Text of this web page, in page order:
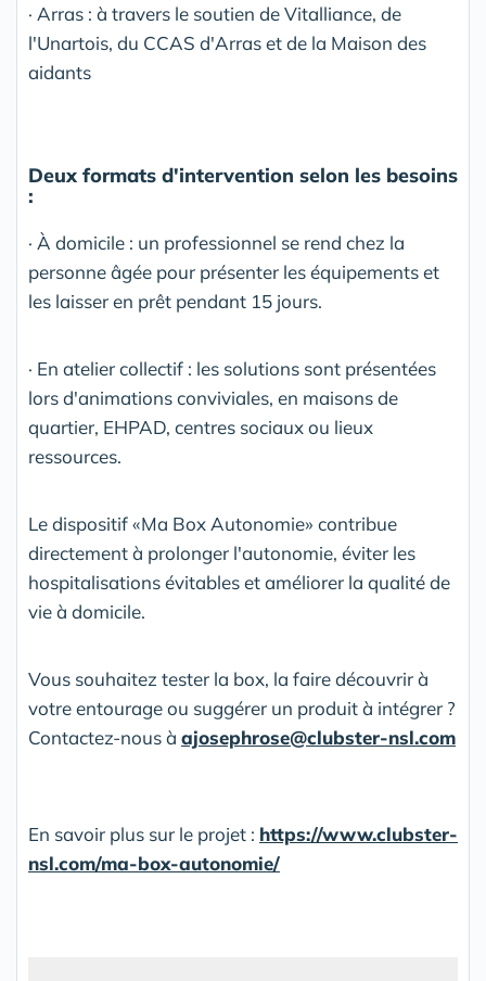
· Arras : à travers le soutien de Vitalliance, de
l'Unartois, du CCAS d'Arras et de la Maison des
aidants
Deux formats d'intervention selon les besoins
:
· À domicile : un professionnel se rend chez la
personne âgée pour présenter les équipements et
les laisser en prêt pendant 15 jours.
· En atelier collectif : les solutions sont présentées
lors d'animations conviviales, en maisons de
quartier, EHPAD, centres sociaux ou lieux
ressources.
Le dispositif «Ma Box Autonomie» contribue
directement à prolonger l'autonomie, éviter les
hospitalisations évitables et améliorer la qualité de
vie à domicile.
Vous souhaitez tester la box, la faire découvrir à
votre entourage ou suggérer un produit à intégrer ?
Contactez-nous à ajosephrose@clubster-nsl.com
En savoir plus sur le projet : https://www.clubster-
nsl.com/ma-box-autonomie/